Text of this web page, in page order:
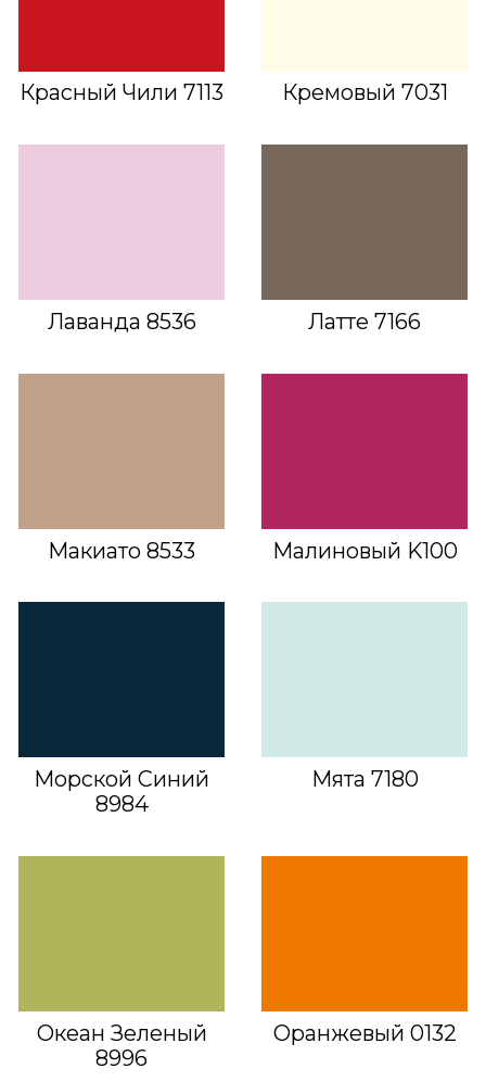
Красный Чили 7113 Кремовый 7031
Лаванда 8536 Латте 7166
Макиато 8533 Малиновый K100
Морской Синий
8984
Мята 7180
Океан Зеленый
8996
Оранжевый 0132